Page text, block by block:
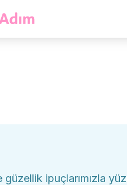
güzellik ipuçlarımızla